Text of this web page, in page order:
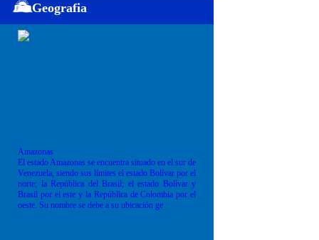
Geografia
Amazonas
El estado Amazonas se encuentra situado en el sur de
Venezuela, siendo sus límites el estado Bolívar por el
norte; la República del Brasil; el estado Bolívar y
Brasil por el este y la República de Colombia por el
oeste. Su nombre se debe a su ubicación ge